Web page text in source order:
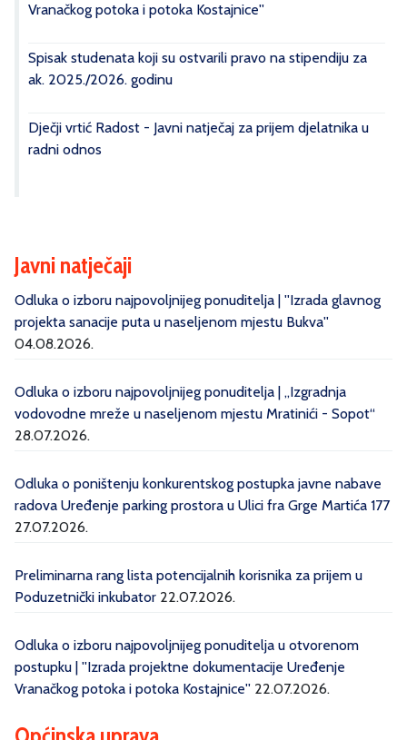
Vranačkog potoka i potoka Kostajnice''
Spisak studenata koji su ostvarili pravo na stipendiju za
ak. 2025./2026. godinu
Dječji vrtić Radost - Javni natječaj za prijem djelatnika u
radni odnos
Javni natječaji
Odluka o izboru najpovoljnijeg ponuditelja | ''Izrada glavnog
projekta sanacije puta u naseljenom mjestu Bukva''
04.08.2026.
Odluka o izboru najpovoljnijeg ponuditelja | „Izgradnja
vodovodne mreže u naseljenom mjestu Mratinići - Sopot“
28.07.2026.
Odluka o poništenju konkurentskog postupka javne nabave
radova Uređenje parking prostora u Ulici fra Grge Martića 177
27.07.2026.
Preliminarna rang lista potencijalnih korisnika za prijem u
Poduzetnički inkubator 22.07.2026.
Odluka o izboru najpovoljnijeg ponuditelja u otvorenom
postupku | ''Izrada projektne dokumentacije Uređenje
Vranačkog potoka i potoka Kostajnice'' 22.07.2026.